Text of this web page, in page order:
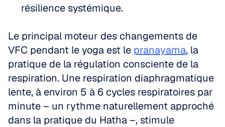
résilience systémique.
Le principal moteur des changements de
VFC pendant le yoga est le pranayama, la
pratique de la régulation consciente de la
respiration. Une respiration diaphragmatique
lente, à environ 5 à 6 cycles respiratoires par
minute – un rythme naturellement approché
dans la pratique du Hatha –, stimule